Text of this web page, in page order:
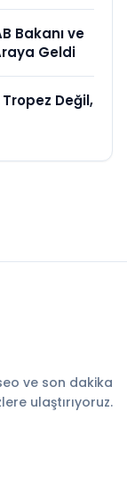
Bakanı ve
Geldi
Tropez Değil,
ve son dakika
ulaştırıyoruz.